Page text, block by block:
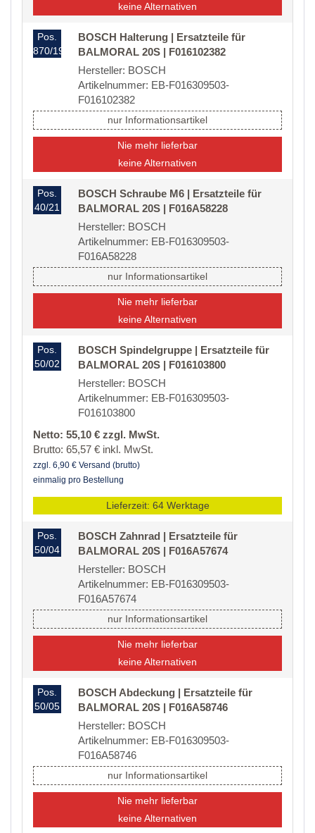
keine Alternativen
Pos.
870/19
BOSCH Halterung | Ersatzteile für
BALMORAL 20S | F016102382
Hersteller: BOSCH
Artikelnummer: EB-F016309503-
F016102382
nur Informationsartikel
Nie mehr lieferbar
keine Alternativen
Pos.
40/21
BOSCH Schraube M6 | Ersatzteile für
BALMORAL 20S | F016A58228
Hersteller: BOSCH
Artikelnummer: EB-F016309503-
F016A58228
nur Informationsartikel
Nie mehr lieferbar
keine Alternativen
Pos.
50/02
BOSCH Spindelgruppe | Ersatzteile für
BALMORAL 20S | F016103800
Hersteller: BOSCH
Artikelnummer: EB-F016309503-
F016103800
Netto: 55,10 € zzgl. MwSt.
Brutto: 65,57 € inkl. MwSt.
zzgl. 6,90 € Versand (brutto)
einmalig pro Bestellung
Lieferzeit: 64 Werktage
Pos.
50/04
BOSCH Zahnrad | Ersatzteile für
BALMORAL 20S | F016A57674
Hersteller: BOSCH
Artikelnummer: EB-F016309503-
F016A57674
nur Informationsartikel
Nie mehr lieferbar
keine Alternativen
Pos.
50/05
BOSCH Abdeckung | Ersatzteile für
BALMORAL 20S | F016A58746
Hersteller: BOSCH
Artikelnummer: EB-F016309503-
F016A58746
nur Informationsartikel
Nie mehr lieferbar
keine Alternativen